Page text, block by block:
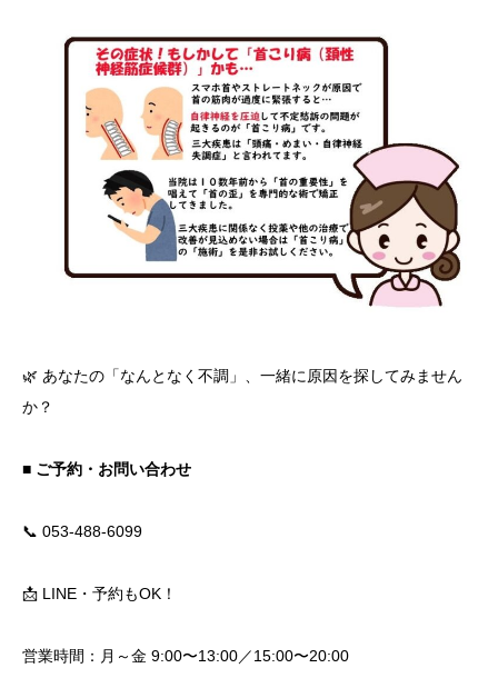
🌿 あなたの「なんとなく不調」、一緒に原因を探してみません
か？
■ ご予約・お問い合わせ
📞 053-488-6099
📩 LINE・予約もOK！
営業時間：月～金 9:00〜13:00／15:00〜20:00